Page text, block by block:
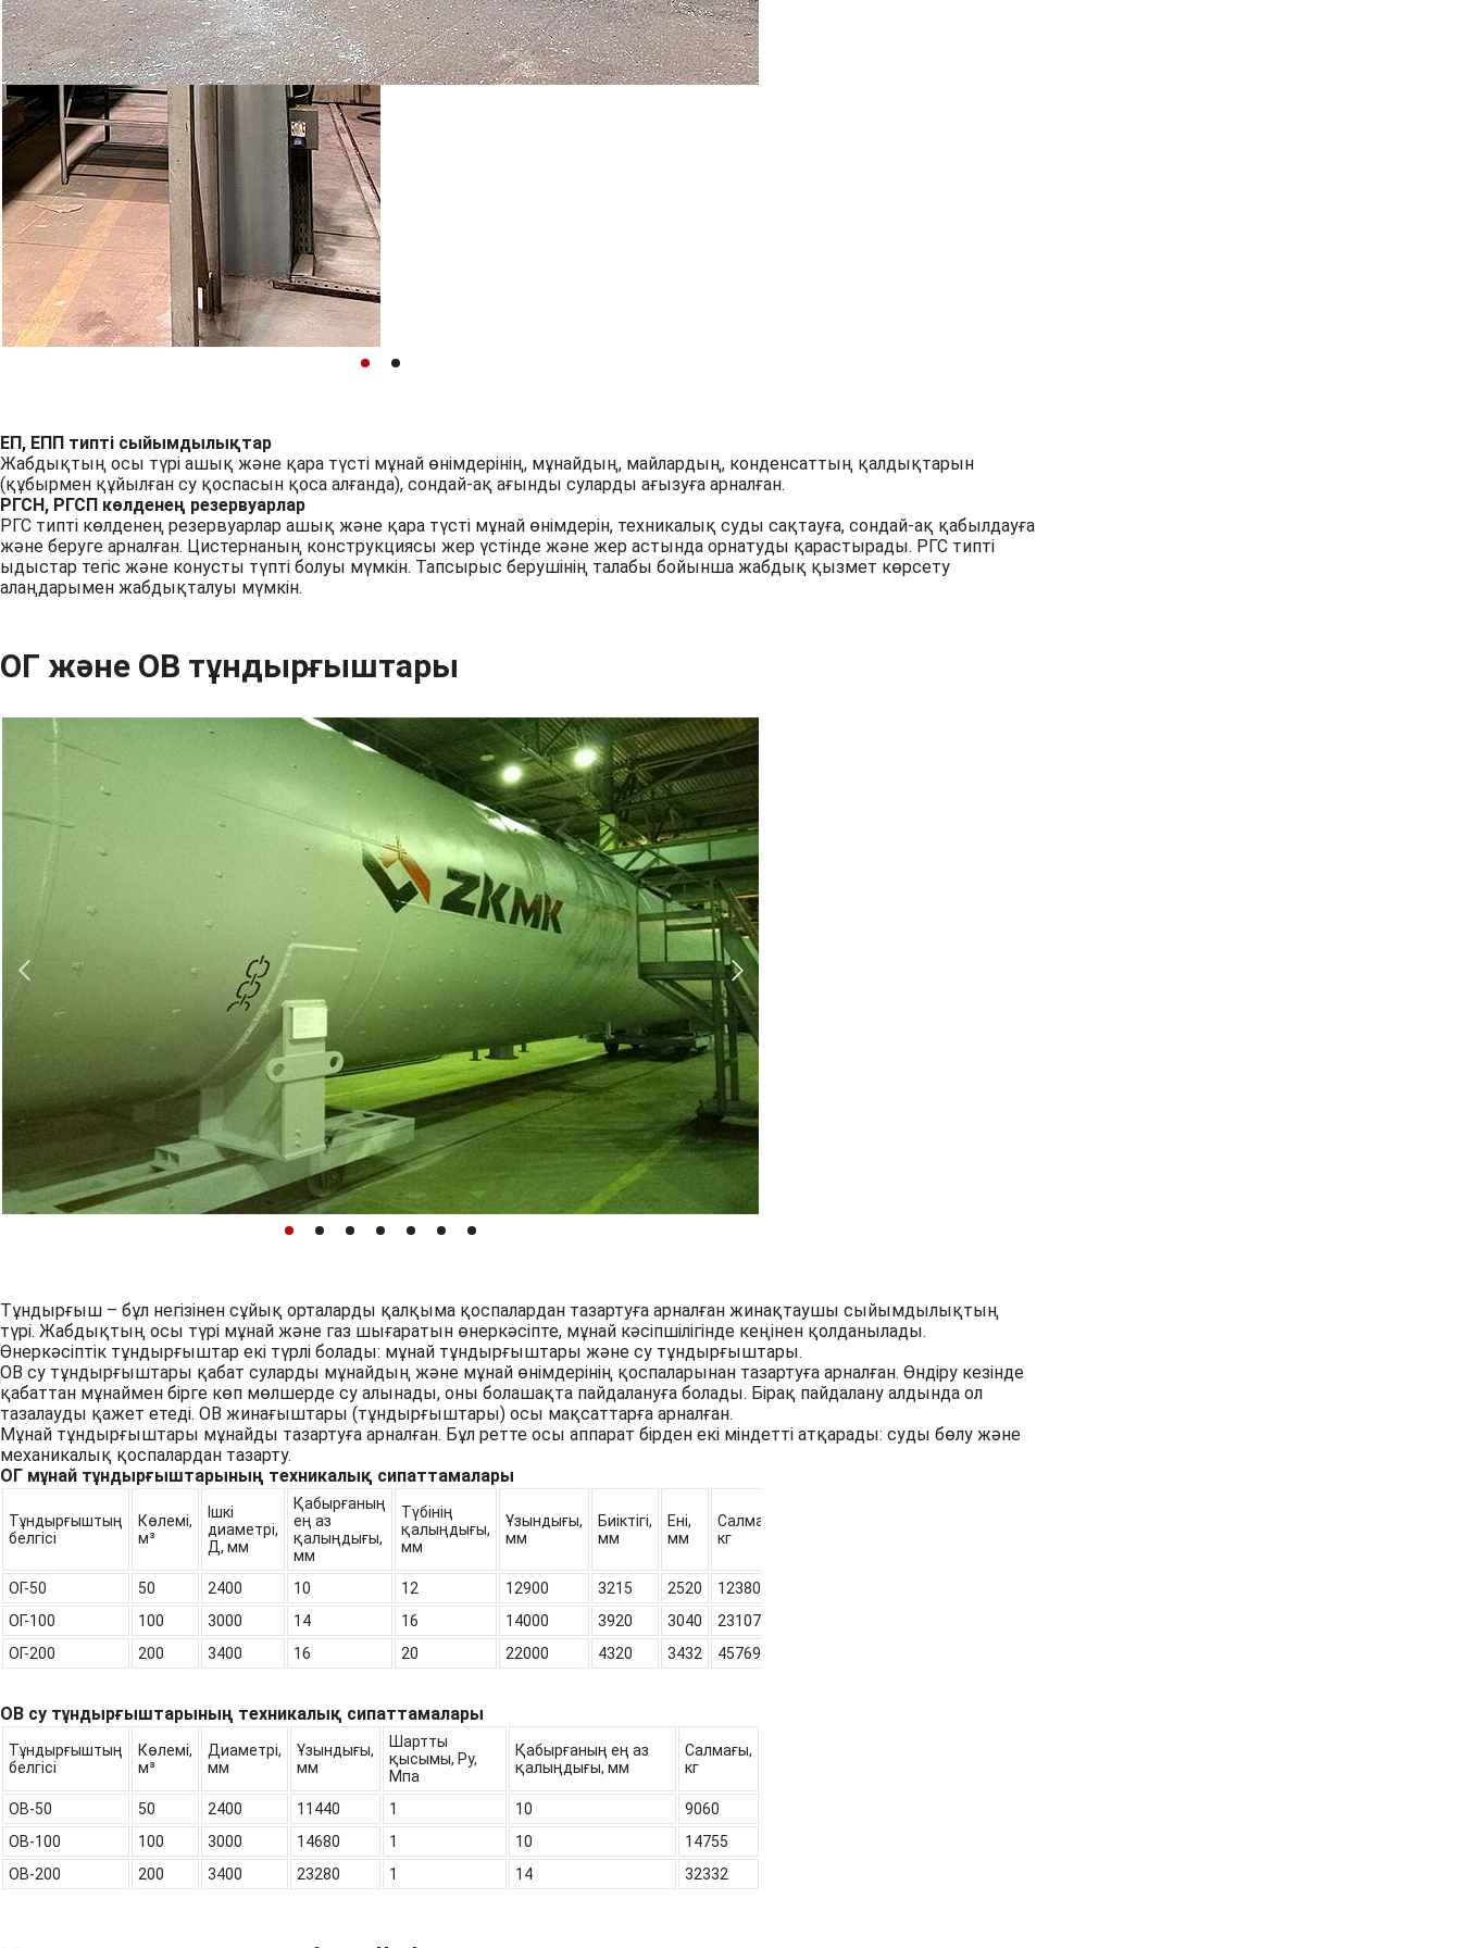
ЕП, ЕПП типті сыйымдылықтар
Жабдықтың осы түрі ашық және қара түсті мұнай өнімдерінің, мұнайдың, майлардың, конденсаттың қалдықтарын
(құбырмен құйылған су қоспасын қоса алғанда), сондай-ақ ағынды суларды ағызуға арналған.
РГСН, РГСП көлденең резервуарлар
РГС типті көлденең резервуарлар ашық және қара түсті мұнай өнімдерін, техникалық суды сақтауға, сондай-ақ қабылдауға
және беруге арналған. Цистернаның конструкциясы жер үстінде және жер астында орнатуды қарастырады. РГС типті
ыдыстар тегіс және конусты түпті болуы мүмкін. Тапсырыс берушінің талабы бойынша жабдық қызмет көрсету
алаңдарымен жабдықталуы мүмкін.
ОГ және ОВ тұндырғыштары
Тұндырғыш – бұл негізінен сұйық орталарды қалқыма қоспалардан тазартуға арналған жинақтаушы сыйымдылықтың
түрі. Жабдықтың осы түрі мұнай және газ шығаратын өнеркәсіпте, мұнай кәсіпшілігінде кеңінен қолданылады.
Өнеркәсіптік тұндырғыштар екі түрлі болады: мұнай тұндырғыштары және су тұндырғыштары.
ОВ су тұндырғыштары қабат суларды мұнайдың және мұнай өнімдерінің қоспаларынан тазартуға арналған. Өндіру кезінде
қабаттан мұнаймен бірге көп мөлшерде су алынады, оны болашақта пайдалануға болады. Бірақ пайдалану алдында ол
тазалауды қажет етеді. ОВ жинағыштары (тұндырғыштары) осы мақсаттарға арналған.
Мұнай тұндырғыштары мұнайды тазартуға арналған. Бұл ретте осы аппарат бірден екі міндетті атқарады: суды бөлу және
механикалық қоспалардан тазарту.
ОГ мұнай тұндырғыштарының техникалық сипаттамалары
Тұндырғыштың
белгісі
Көлемі,
м³
Ішкі
диаметрі,
Д, мм
Қабырғаның
ең аз
қалыңдығы,
мм
Түбінің
қалыңдығы,
мм
Ұзындығы,
мм
Биіктігі,
мм
Ені,
мм
Салмағы,
кг
ОГ-50 50 2400 10 12 12900 3215 2520
12380
ОГ-100
100 3000 14 16 14000 3920 3040
23107
ОГ-200
200 3400 16 20 22000 4320 3432 45769
ОВ су тұндырғыштарының техникалық сипаттамалары
Тұндырғыштың
белгісі
Көлемі,
м³
Диаметрі,
мм
Ұзындығы,
мм
Шартты
қысымы, Ру,
Мпа
Қабырғаның ең аз
қалыңдығы, мм
Салмағы,
кг
ОВ-50 50 2400 11440 1 10
9060
ОВ-100
100 3000 14680 1 10
14755
ОВ-200
200 3400 23280 1 14 32332